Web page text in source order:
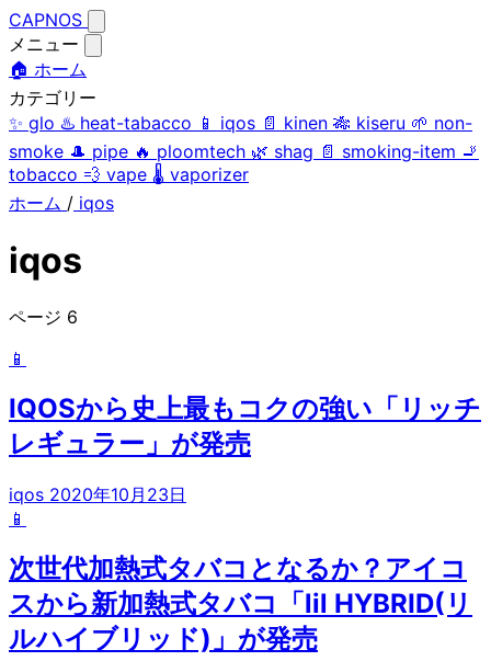
CAPNOS
メニュー
🏠 ホーム
カテゴリー
✨ glo ♨️ heat-tabacco 📱 iqos 📄 kinen 🎋 kiseru 🌱 non-
smoke 🎩 pipe 🔥 ploomtech 🌿 shag 📄 smoking-item 🚬
tobacco 💨 vape 🌡️ vaporizer
ホーム / iqos
iqos
ページ 6
📱
IQOSから史上最もコクの強い「リッチ
レギュラー」が発売
iqos 2020年10月23日
📱
次世代加熱式タバコとなるか？アイコ
スから新加熱式タバコ「lil HYBRID(リ
ルハイブリッド)」が発売